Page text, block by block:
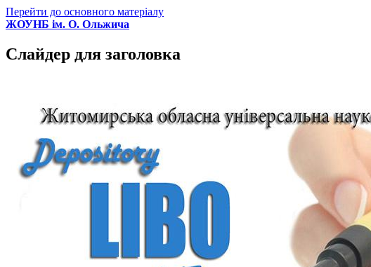
Перейти до основного матеріалу
ЖОУНБ ім. О. Ольжича
Слайдер для заголовка